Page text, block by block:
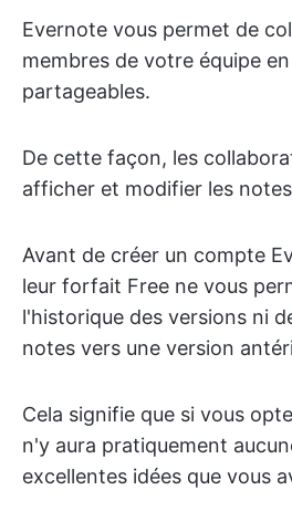
Evernote vous permet de
membres de votre équipe
partageables.
De cette façon, les
afficher et modifier les
Avant de créer un compte
leur forfait Free ne vous
l'historique des versions ni
notes vers une version
Cela signifie que si vous
n'y aura pratiquement
excellentes idées que vous